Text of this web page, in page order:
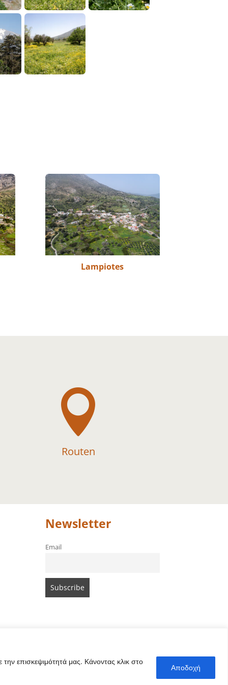
επισκεψιμότητά μας. Κάνοντας κλικ στο
Αποδοχή
Lampiotes

Routen
Newsletter
Email